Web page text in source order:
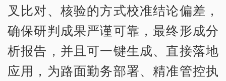
叉比对、核验的方式校准结论偏差，
确保研判成果严谨可靠，最终形成分
析报告，并且可一键生成、直接落地
应用，为路面勤务部署、精准管控执